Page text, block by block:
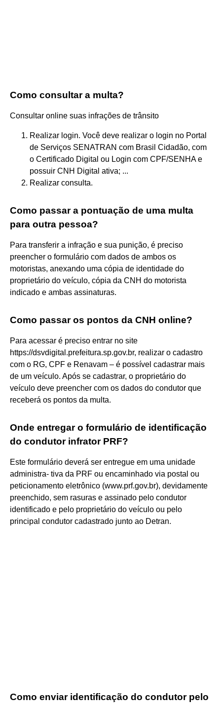
Como consultar a multa?
Consultar online suas infrações de trânsito
Realizar login. Você deve realizar o login no Portal
de Serviços SENATRAN com Brasil Cidadão, com
o Certificado Digital ou Login com CPF/SENHA e
possuir CNH Digital ativa; ...
Realizar consulta.
Como passar a pontuação de uma multa
para outra pessoa?
Para transferir a infração e sua punição, é preciso
preencher o formulário com dados de ambos os
motoristas, anexando uma cópia de identidade do
proprietário do veículo, cópia da CNH do motorista
indicado e ambas assinaturas.
Como passar os pontos da CNH online?
Para acessar é preciso entrar no site
https://dsvdigital.prefeitura.sp.gov.br, realizar o cadastro
com o RG, CPF e Renavam – é possível cadastrar mais
de um veículo. Após se cadastrar, o proprietário do
veículo deve preencher com os dados do condutor que
receberá os pontos da multa.
Onde entregar o formulário de identificação
do condutor infrator PRF?
Este formulário deverá ser entregue em uma unidade
administra- tiva da PRF ou encaminhado via postal ou
peticionamento eletrônico (www.prf.gov.br), devidamente
preenchido, sem rasuras e assinado pelo condutor
identificado e pelo proprietário do veículo ou pelo
principal condutor cadastrado junto ao Detran.
Como enviar identificação do condutor pelo